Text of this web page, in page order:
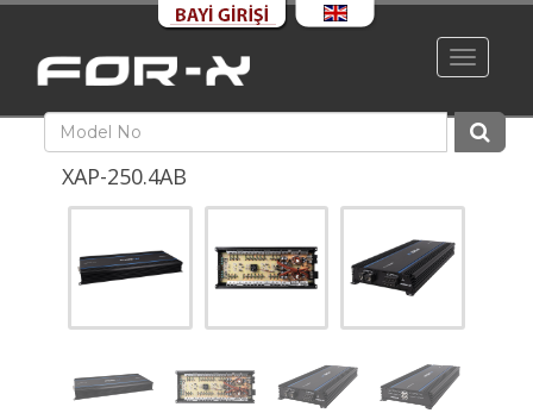
Toggle
XAP-250.4AB